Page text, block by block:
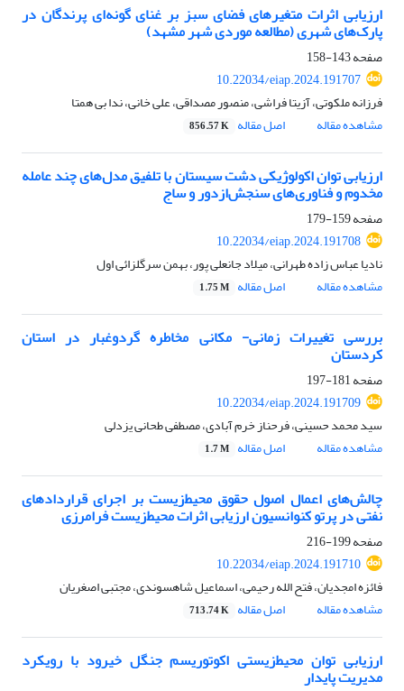
ارزیابی اثرات متغیرهای فضای سبز بر غنای گونه‌ای پرندگان در
پارک‌های شهری (مطالعه موردی شهر مشهد)
صفحه143-158
10.22034/eiap.2024.191707
فرزانه ملکوتی، آزیتا فراشی، منصور مصداقی، علی خانی، ندا بی همتا
مشاهده مقاله
اصل مقاله 856.57 K
ارزیابی توان اکولوژیکی دشت سیستان با تلفیق مدل‌های چند عامله
مخدوم و فناوری‌های سنجش‌ازدور و ساج
صفحه159-179
10.22034/eiap.2024.191708
نادیا عباس زاده طهرانی، میلاد جانعلی پور، بهمن سرگلزائی اول
مشاهده مقاله
اصل مقاله 1.75 M
بررسی تغییرات زمانی- مکانی مخاطره گردوغبار در استان
کردستان
صفحه181-197
10.22034/eiap.2024.191709
سید محمد حسینی، فرحناز خرم آبادی، مصطفی طحانی یزدلی
مشاهده مقاله
اصل مقاله 1.7 M
چالش‌های اعمال اصول حقوق محیط‌زیست بر اجرای قراردادهای
نفتی در پرتو کنوانسیون ارزیابی اثرات محیط‌زیست فرامرزی
صفحه199-216
10.22034/eiap.2024.191710
فائزه امجدیان، فتح الله رحیمی، اسماعیل شاهسوندی، مجتبی اصغریان
مشاهده مقاله
اصل مقاله 713.74 K
ارزیابی توان محیط‌زیستی اکوتوریسم جنگل خیرود با رویکرد
مدیریت پایدار